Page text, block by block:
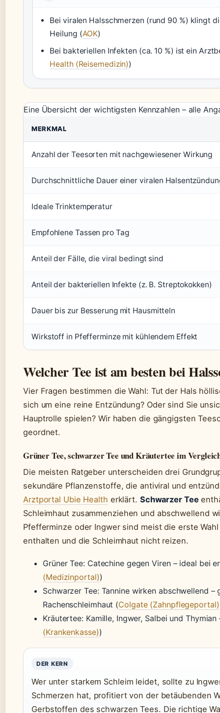
Bei viralen Halsschmerzen (rund 90 %) klingt
Heilung (AOK)
Bei bakteriellen Infekten (ca. 10 %) ist ein
Health (Reisemedizin))
Eine Übersicht der wichtigsten Kennzahlen – alle
MERKMAL
Anzahl der Teesorten mit nachgewiesener Wirkung
Durchschnittliche Dauer einer viralen
Ideale Trinktemperatur
Empfohlene Tassen pro Tag
Anteil der Fälle, die viral bedingt sind
Anteil der bakteriellen Infekte (z. B. Streptokokken)
Dauer bis zur Besserung mit Hausmitteln
Wirkstoff in Pfefferminze mit kühlendem Effekt
Welcher Tee ist am besten bei
Vier Fragen bestimmen die Wahl: Tut der Hals
sich um eine reine Entzündung? Oder sind Sie
Hauptrolle spielen? Wir haben die gängigsten
geordnet.
Grüner Tee, schwarzer Tee und Kräutertee im
Die meisten Ratgeber unterscheiden drei
sekundäre Pflanzenstoffe, die antiviral und
Arztportal Ubie Health erklärt. Schwarzer Tee
Schleimhaut zusammenziehen und abschwellend
Pfefferminze oder Ingwer sind meist die erste
enthalten und die Schleimhaut nicht reizen.
Grüner Tee: Catechine gegen Viren – ideal bei
(Medizinportal))
Schwarzer Tee: Tannine wirken abschwellend
Rachenschleimhaut (Colgate (Zahnpflegeportal)
Kräutertee: Kamille, Ingwer, Salbei und
(Krankenkasse))
DER KERN
Wer unter starkem Schleim leidet, sollte zu
Schmerzen hat, profitiert von der betäubenden
Gerbstoffen des schwarzen Tees. Die richtige